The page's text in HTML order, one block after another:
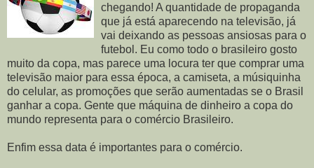
chegando! A quantidade de propaganda
que já está aparecendo na televisão, já
vai deixando as pessoas ansiosas para o
futebol. Eu como todo o brasileiro gosto
muito da copa, mas parece uma locura ter que comprar uma
televisão maior para essa época, a camiseta, a músiquinha
do celular, as promoções que serão aumentadas se o Brasil
ganhar a copa. Gente que máquina de dinheiro a copa do
mundo representa para o comércio Brasileiro.
Enfim essa data é importantes para o comércio.